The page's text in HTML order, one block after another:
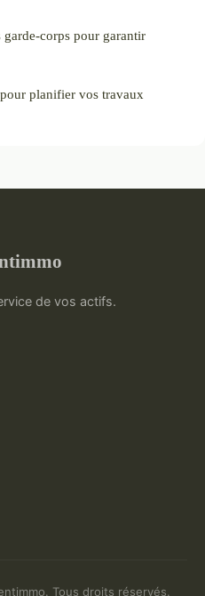
garde-corps pour garantir
planifier vos travaux
de vos actifs.
Tous droits réservés.